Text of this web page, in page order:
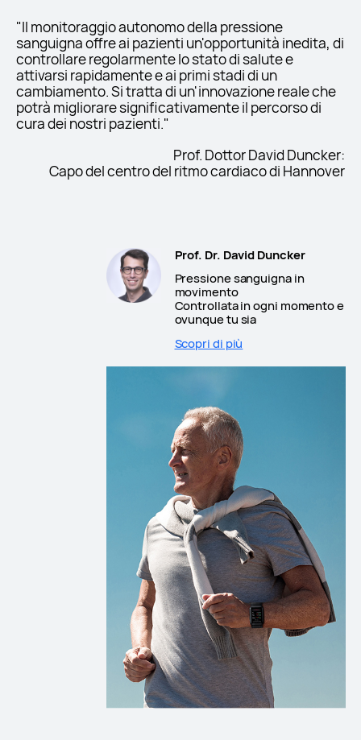
"Il monitoraggio autonomo della pressione
sanguigna offre ai pazienti un'opportunità inedita, di
controllare regolarmente lo stato di salute e
attivarsi rapidamente e ai primi stadi di un
cambiamento. Si tratta di un'innovazione reale che
potrà migliorare significativamente il percorso di
cura dei nostri pazienti."
Prof. Dottor David Duncker:
Capo del centro del ritmo cardiaco di Hannover
Prof. Dr. David Duncker
Pressione sanguigna in
movimento
Controllata in ogni momento e
ovunque tu sia
Scopri di più